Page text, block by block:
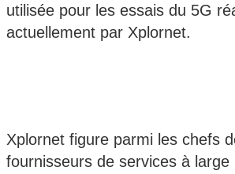
utilisée pour les essais du 5G
actuellement par Xplornet.
Xplornet figure parmi les chefs
fournisseurs de services à large